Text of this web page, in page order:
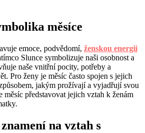
měsíce
emoce, podvědomí, ženskou energii
Slunce symbolizuje naši osobnost a
naše vnitřní pocity, potřeby a
Pro ženy je měsíc často spojen s jejich
jakým prožívají a vyjadřují svou
měsíc představovat jejich vztah k ženám
na vztah s